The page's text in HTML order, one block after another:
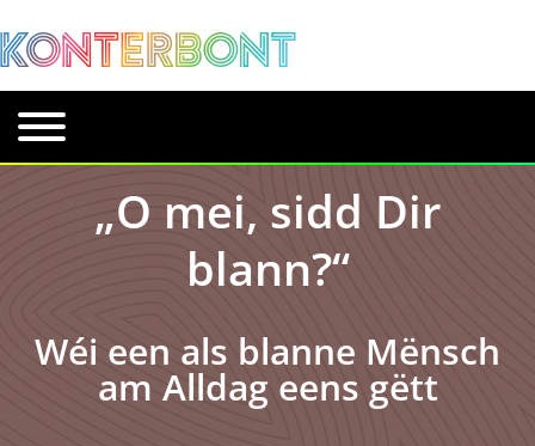
„O mei, sidd Dir
blann?“
Wéi een als blanne Mënsch
am Alldag eens gëtt